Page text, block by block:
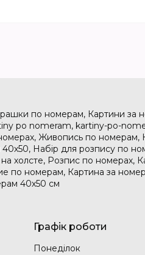
по номерам, Картини за
po nomeram, kartiny-po-
Живопись по
Набір для розпису по
холсте, Розпис по номерах,
номерам, Картина за
40х50 см
Графік роботи
Понеділок